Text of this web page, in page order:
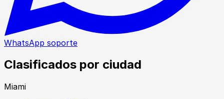
WhatsApp soporte
Clasificados por ciudad
Miami